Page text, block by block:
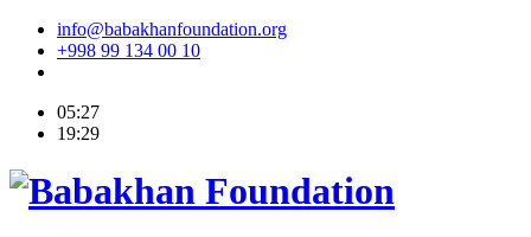
info@babakhanfoundation.org
+998 99 134 00 10
05:27
19:29